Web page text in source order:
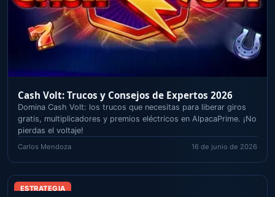
Cash Volt: Trucos y Consejos de Expertos 2026
Domina Cash Volt: los trucos que necesitas para liberar giros
gratis, multiplicadores y premios eléctricos en AlpacaPrime. ¡No
pierdas el voltaje!
Carlos Mendoza 16 de junio de 2026
ESTRATEGIA